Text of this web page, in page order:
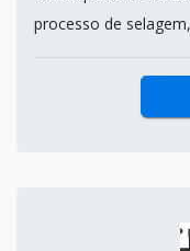
processo de